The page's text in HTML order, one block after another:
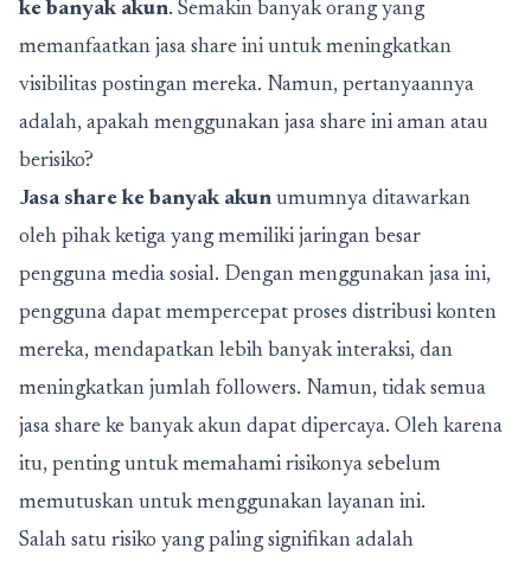
ke banyak akun. Semakin banyak orang yang
memanfaatkan jasa share ini untuk meningkatkan
visibilitas postingan mereka. Namun, pertanyaannya
adalah, apakah menggunakan jasa share ini aman atau
berisiko?
Jasa share ke banyak akun umumnya ditawarkan
oleh pihak ketiga yang memiliki jaringan besar
pengguna media sosial. Dengan menggunakan jasa ini,
pengguna dapat mempercepat proses distribusi konten
mereka, mendapatkan lebih banyak interaksi, dan
meningkatkan jumlah followers. Namun, tidak semua
jasa share ke banyak akun dapat dipercaya. Oleh karena
itu, penting untuk memahami risikonya sebelum
memutuskan untuk menggunakan layanan ini.
Salah satu risiko yang paling signifikan adalah